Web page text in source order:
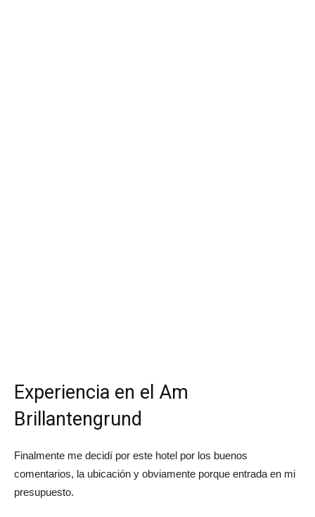
Experiencia en el Am
Brillantengrund
Finalmente me decidí por este hotel por los buenos
comentarios, la ubicación y obviamente porque entrada en mi
presupuesto.